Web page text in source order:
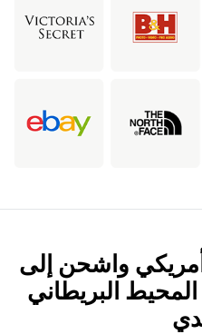
واشحن إلى
البريطاني